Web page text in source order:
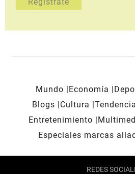
Mundo Economía
Blogs
Cultura
Entretenimiento
Especiales marcas
REDES